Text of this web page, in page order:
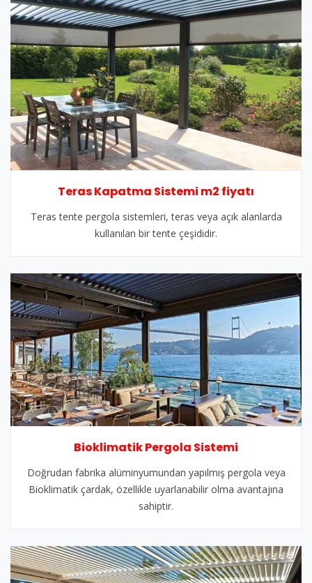
Teras Kapatma Sistemi m2 fiyatı
Teras tente pergola sistemleri, teras veya açık alanlarda
kullanılan bir tente çeşididir.
Bioklimatik Pergola Sistemi
Doğrudan fabrika alüminyumundan yapılmış pergola veya
Bioklimatik çardak, özellikle uyarlanabilir olma avantajına
sahiptir.